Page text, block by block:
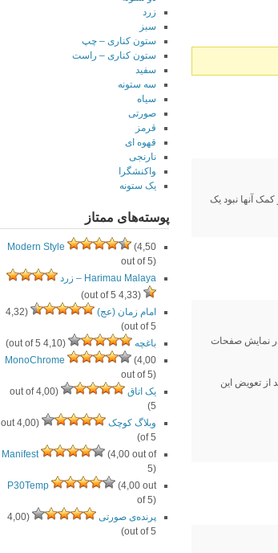
آنها نبود یک
نمایش صفحات
از تعویض این
زرد
سبز
ستون کناری – چپ
ستون کناری – راست
سفید
سه ستونه
سیاه
صورتی
قرمز
قهوه ای
نارنجی
واکنشگرا
یک ستونه
پوسته‌های ممتاز
Modern Style
(4,50
out of 5)
Harimau Malaya – زرد
(4,33 out of 5)
امام زمان (عج)
(4,32
out of 5)
باغچه
(4,10 out of 5)
MonoChrome
(4,00
out of 5)
یک اتاق
(4,00 out of
5)
وبلاگ کوچک
(4,00 out
of 5)
Manifest
(4,00 out of
5)
P30Temp
(4,00 out
of 5)
پرنده‌ی صورتی
(4,00
out of 5)